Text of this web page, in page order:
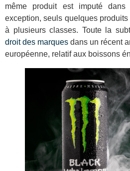
même produit est imputé
exception, seuls quelques
à plusieurs classes. Toute la
droit des marques dans un récent
européenne, relatif aux boissons